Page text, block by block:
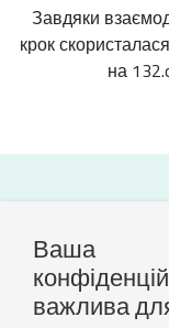
Завдяки
крок
на
Кожен будній день
+420 732 418 139
info@132.cz
Ваша
важлива